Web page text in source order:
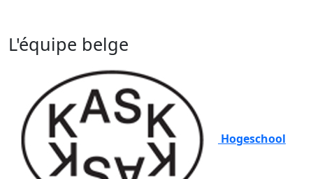
L'équipe belge
Hogeschool